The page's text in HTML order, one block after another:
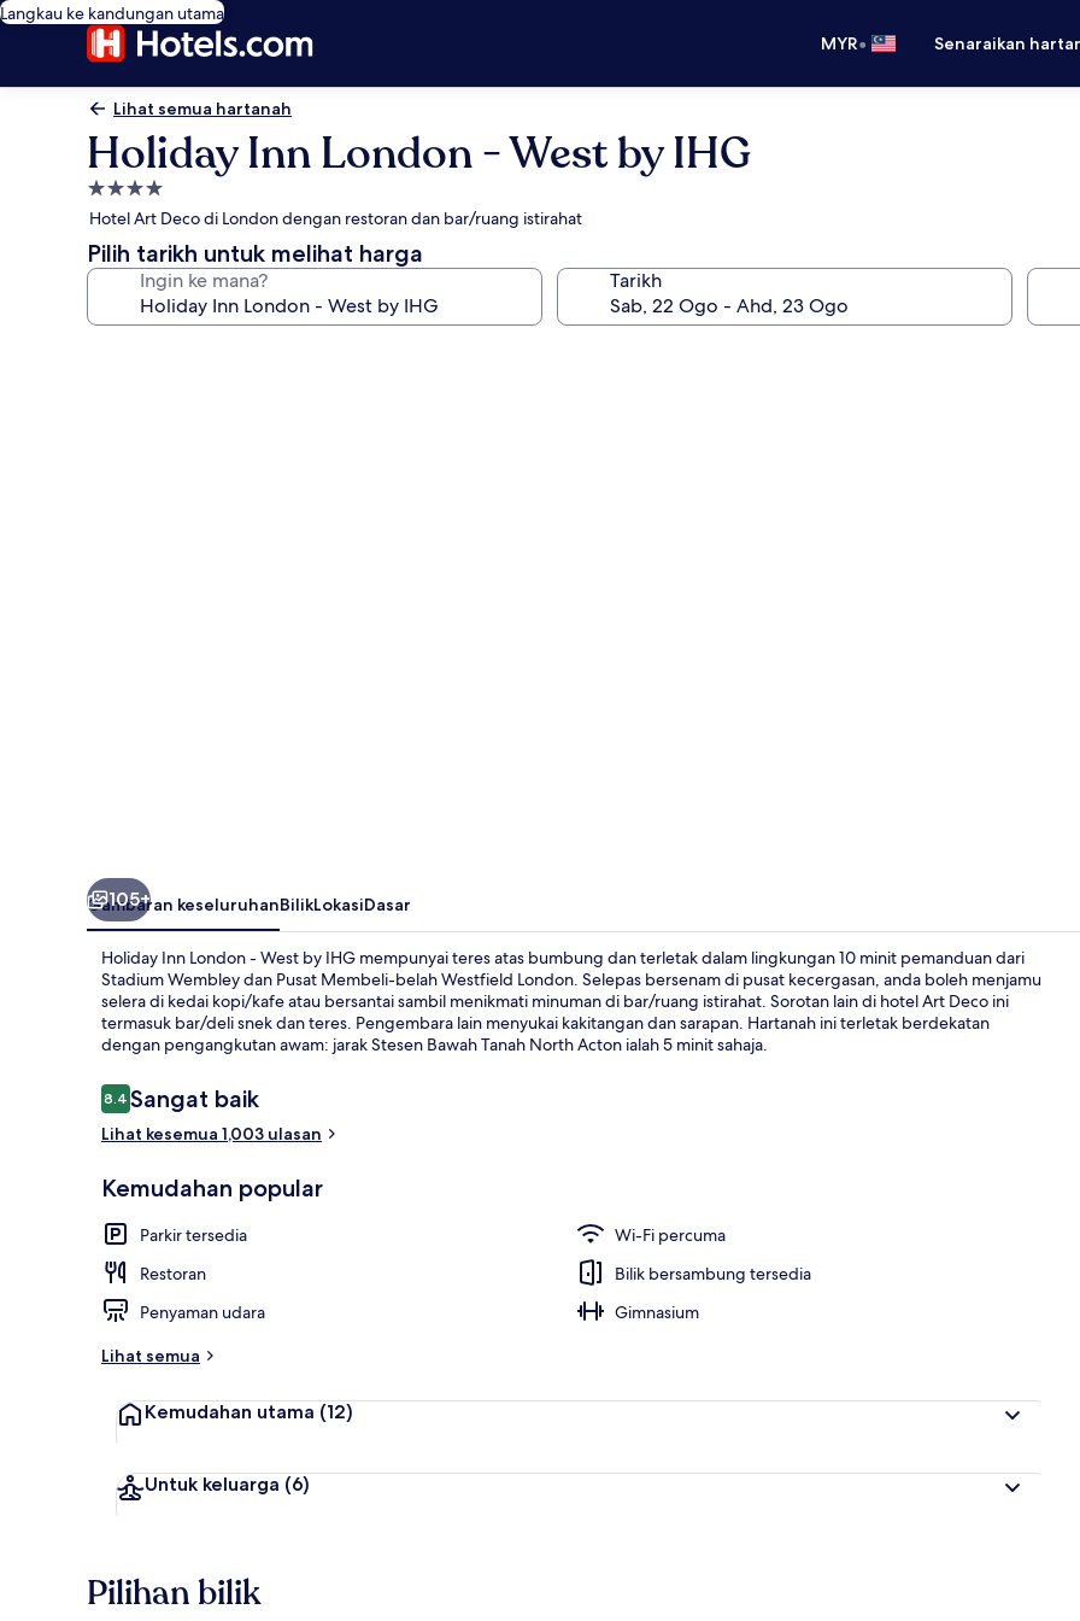
Langkau ke kandungan utama
MYR• Senaraikan
Lihat semua hartanah
Holiday Inn London - West by IHG
Hartanah
4.0
bintang
Hotel Art Deco di London dengan restoran dan bar/ruang istirahat
Pilih tarikh untuk melihat harga
Ingin ke mana? Tarikh
Bahagian luar
105+
Gambaran keseluruhanBilikLokasiDasar
Holiday Inn London - West by IHG mempunyai teres atas bumbung dan terletak dalam lingkungan 10 minit pemanduan dari
Stadium Wembley dan Pusat Membeli-belah Westfield London. Selepas bersenam di pusat kecergasan, anda boleh menjamu
selera di kedai kopi/kafe atau bersantai sambil menikmati minuman di bar/ruang istirahat. Sorotan lain di hotel Art Deco ini
termasuk bar/deli snek dan teres. Pengembara lain menyukai kakitangan dan sarapan. Hartanah ini terletak berdekatan
dengan pengangkutan awam: jarak Stesen Bawah Tanah North Acton ialah 5 minit sahaja.
Ulasan
8.48.4 daripada 10
Sangat baik
Lihat kesemua 1,003 ulasan
Kemudahan popular
Parkir tersedia
Wi-Fi percuma
Restoran
Bilik bersambung tersedia
Penyaman udara
Gimnasium
Lihat semua
Kemudahan utama (12)
Untuk keluarga (6)
Pilihan bilik